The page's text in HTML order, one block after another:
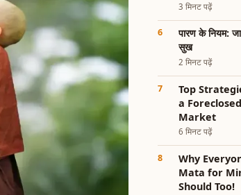
3 मिनट पढ़ें
पारण के नियम:
सुख
2 मिनट पढ़ें
Top
a
Market
6 मिनट पढ़ें
Why
Mata for
Should Too!